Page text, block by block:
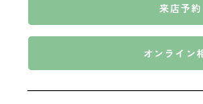
来店予約
オンライン